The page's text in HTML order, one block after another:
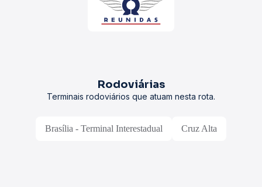
Rodoviárias
Terminais rodoviários que atuam nesta rota.
Brasília - Terminal Interestadual Cruz Alta